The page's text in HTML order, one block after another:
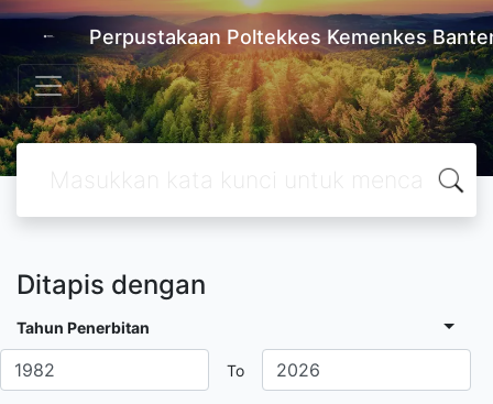
Perpustakaan Poltekkes Kemenkes
Ditapis dengan
Tahun Penerbitan
To